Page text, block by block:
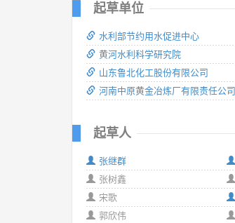
起草单位
水利部节约用水促进中心
黄河水利科学研究院
山东鲁北化工股份有限公司
河南中原黄金冶炼厂有限责任公司
起草人
张继群
张树鑫
宋歌
郭欣伟